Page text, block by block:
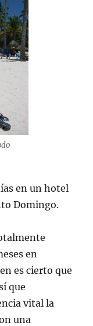
en un hotel
Domingo.
en
es cierto que
que
vital la
una